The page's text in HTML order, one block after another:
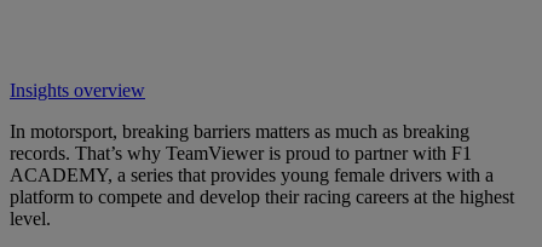
Insights overview
In motorsport, breaking barriers matters as much as breaking
records. That’s why TeamViewer is proud to partner with F1
ACADEMY, a series that provides young female drivers with a
platform to compete and develop their racing careers at the highest
level.